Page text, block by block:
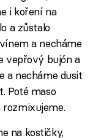
i koření na
a zůstalo
a necháme
vepřový bujón a
a necháme dusit
Poté maso
na kostičky,